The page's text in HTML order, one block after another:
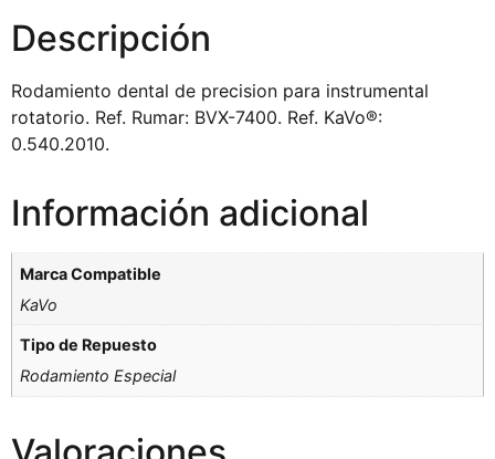
Descripción
Rodamiento dental de precision para instrumental
rotatorio. Ref. Rumar: BVX-7400. Ref. KaVo®:
0.540.2010.
Información adicional
Marca Compatible
KaVo
Tipo de Repuesto
Rodamiento Especial